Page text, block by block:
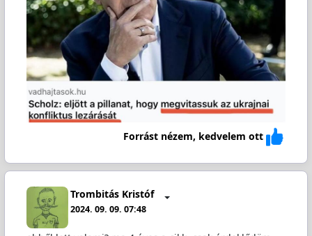
Forrást nézem, kedvelem ott
Trombitás Kristóf
2024. 09. 09. 07:48